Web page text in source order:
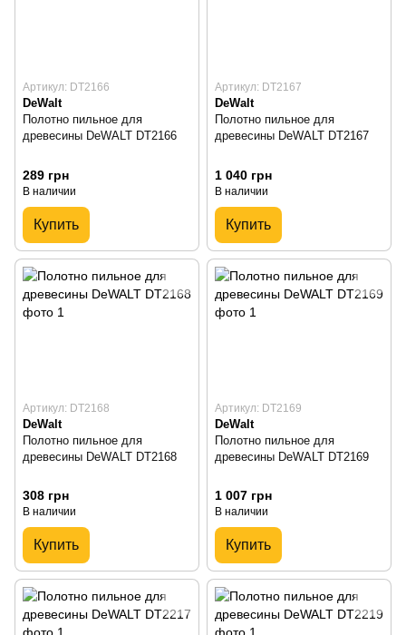
Артикул: DT2166
DeWalt
Полотно пильное для
древесины DeWALT DT2166
289 грн
В наличии
Купить
Артикул: DT2167
DeWalt
Полотно пильное для
древесины DeWALT DT2167
1 040 грн
В наличии
Купить
Артикул: DT2168
DeWalt
Полотно пильное для
древесины DeWALT DT2168
308 грн
В наличии
Купить
Артикул: DT2169
DeWalt
Полотно пильное для
древесины DeWALT DT2169
1 007 грн
В наличии
Купить